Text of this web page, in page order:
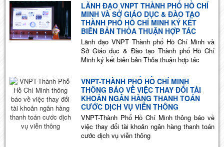
LÃNH ĐẠO VNPT THÀNH PHỐ HỒ CHÍ
MINH VÀ SỞ GIÁO DỤC & ĐÀO TẠO
THÀNH PHỐ HỒ CHÍ MINH KÝ KẾT
BIÊN BẢN THỎA THUẬN HỢP TÁC
Lãnh đạo VNPT Thành phố Hồ Chí Minh và
Sở Giáo dục & Đào tạo Thành phố Hồ Chí
Minh ký kết biên bản Thỏa thuận hợp tác
VNPT-THÀNH PHỐ HỒ CHÍ MINH
THÔNG BÁO VỀ VIỆC THAY ĐỔI TÀI
KHOẢN NGÂN HÀNG THANH TOÁN
CƯỚC DỊCH VỤ VIỄN THÔNG
VNPT-Thành Phố Hồ Chí Minh thông báo về
việc thay đổi tài khoản ngân hàng thanh toán
cước dịch vụ viễn thông